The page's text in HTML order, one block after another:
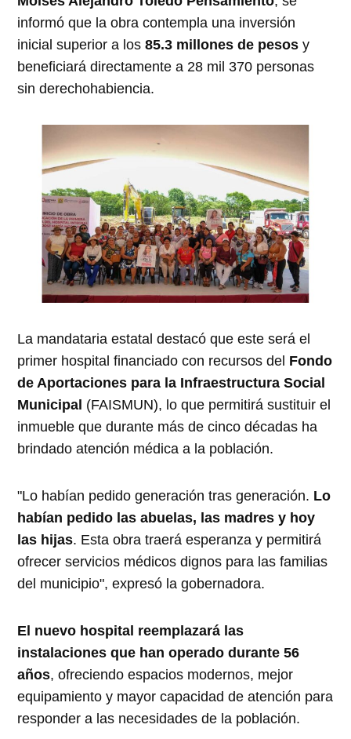
informó que la obra contempla una inversión
inicial superior a los 85.3 millones de pesos y
beneficiará directamente a 28 mil 370 personas
sin derechohabiencia.
La mandataria estatal destacó que este será el
primer hospital financiado con recursos del Fondo
de Aportaciones para la Infraestructura Social
Municipal (FAISMUN), lo que permitirá sustituir el
inmueble que durante más de cinco décadas ha
brindado atención médica a la población.
"Lo habían pedido generación tras generación. Lo
habían pedido las abuelas, las madres y hoy
las hijas. Esta obra traerá esperanza y permitirá
ofrecer servicios médicos dignos para las familias
del municipio", expresó la gobernadora.
El nuevo hospital reemplazará las
instalaciones que han operado durante 56
años, ofreciendo espacios modernos, mejor
equipamiento y mayor capacidad de atención para
responder a las necesidades de la población.